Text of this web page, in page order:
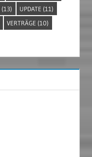
(13) UPDATE (11)
VERTRÄGE (10)